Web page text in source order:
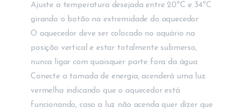
Ajuste a temperatura desejada entre 20ºC e 34ºC
girando o botão na extremidade do aquecedor
O aquecedor deve ser colocado no aquário na
posição vertical e estar totalmente submerso,
nunca ligar com quaisquer parte fora da água
Conecte a tomada de energia, acenderá uma luz
vermelha indicando que o aquecedor está
funcionando, caso a luz não acenda quer dizer que